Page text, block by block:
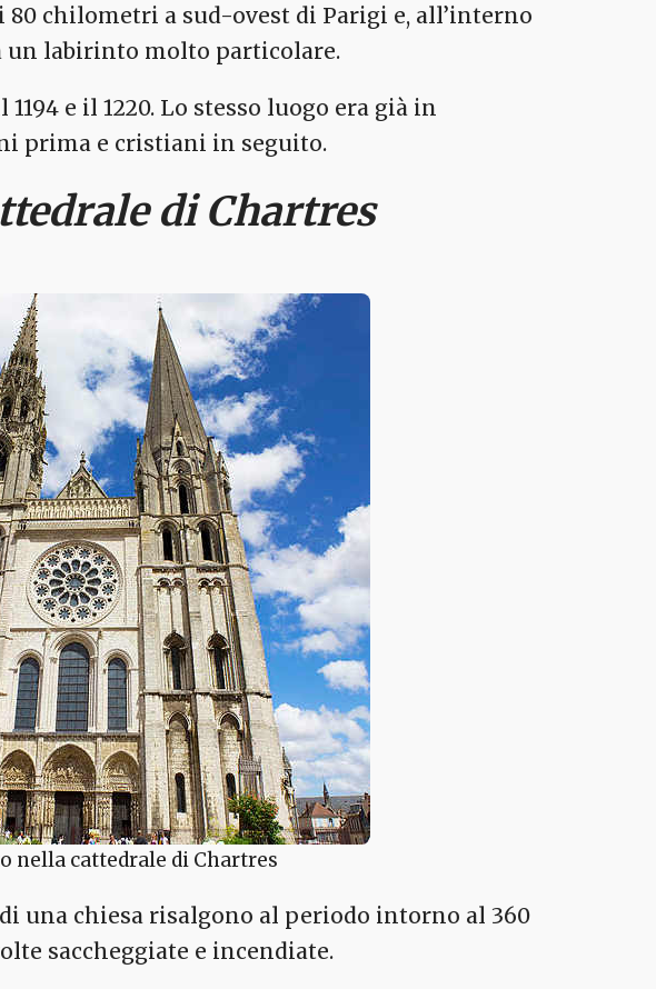
80 chilometri a sud-ovest di Parigi e, all’interno
un labirinto molto particolare.
e il 1220. Lo stesso luogo era già in
prima e cristiani in seguito.
di Chartres
nella cattedrale di Chartres
una chiesa risalgono al periodo intorno al 360
saccheggiate e incendiate.